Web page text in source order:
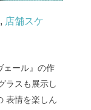
, 店舗スケ
ェール』の作
ラスも展示し
表情を楽しん